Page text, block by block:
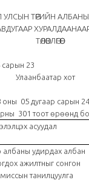
ТӨРИЙН АЛБАНЫ
ТӨЛӨВЛӨГӨӨ
05
Улаанбаатар хот
05 дугаар сарын 24-
301 тоот өрөөнд
асуудал
албаны удирдах албан
ажилтныг сонгон
танилцуулга